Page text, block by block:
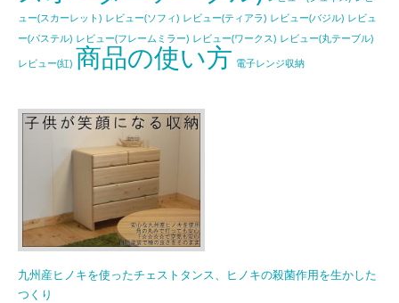
ュー(スカーレット) レビュー(ソフィ) レビュー(ティアラ) レビュー(バジル) レビュ
ー(パステル) レビュー(フレームミラー) レビュー(ワークス) レビュー(丸テーブル)
レビュー(紅) 商品の使い方 電子レンジ収納
九州産ヒノキを使ったチェストタンス、ヒノキの殺菌作用を生かした
つくり